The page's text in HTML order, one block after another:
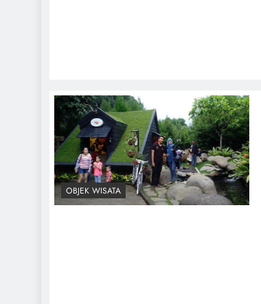
OBJEK WISATA